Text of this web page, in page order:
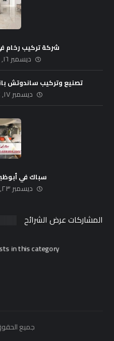
شركة تركيب رخام في دبي
ديسمبر ١٦, ٢٠٢٤
تصنيع وتركيب ساندوتش بانل في
ديسمبر ١٧, ٢٠٢٤
سباك في أبوظبي
ديسمبر ٢٣, ٢٠٢٤
المشاركات عرض الشرائح
in this category.
جميع